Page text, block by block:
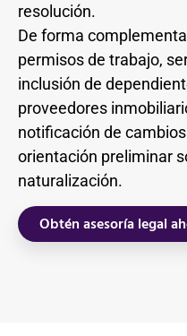
resolución.
De forma
permisos de trabajo,
inclusión de
proveedores
notificación de
orientación preliminar
naturalización.
Obtén asesoría legal